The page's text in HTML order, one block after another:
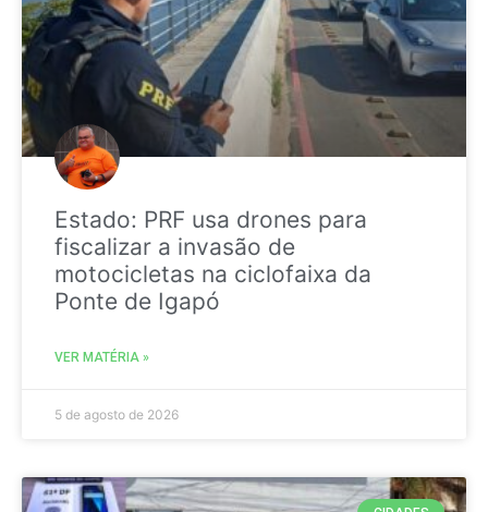
Estado: PRF usa drones para
fiscalizar a invasão de
motocicletas na ciclofaixa da
Ponte de Igapó
VER MATÉRIA »
5 de agosto de 2026